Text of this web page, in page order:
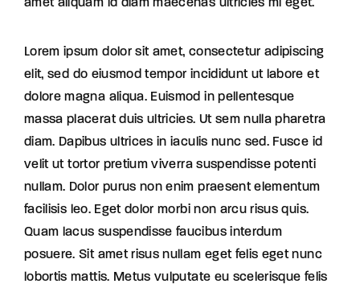
amet aliquam id diam maecenas ultricies mi eget.
Lorem ipsum dolor sit amet, consectetur adipiscing
elit, sed do eiusmod tempor incididunt ut labore et
dolore magna aliqua. Euismod in pellentesque
massa placerat duis ultricies. Ut sem nulla pharetra
diam. Dapibus ultrices in iaculis nunc sed. Fusce id
velit ut tortor pretium viverra suspendisse potenti
nullam. Dolor purus non enim praesent elementum
facilisis leo. Eget dolor morbi non arcu risus quis.
Quam lacus suspendisse faucibus interdum
posuere. Sit amet risus nullam eget felis eget nunc
lobortis mattis. Metus vulputate eu scelerisque felis